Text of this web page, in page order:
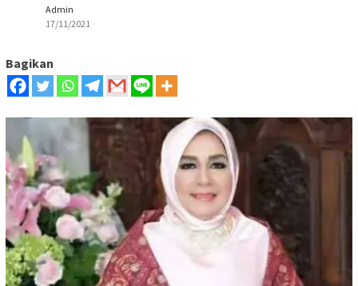
Admin
17/11/2021
Bagikan